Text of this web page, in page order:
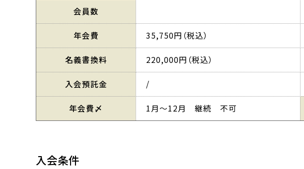
会員数
年会費 35,750円（税込）
名義書換料 220,000円（税込）
入会預託金 /
年会費〆 1月～12月 継続 不可
入会条件